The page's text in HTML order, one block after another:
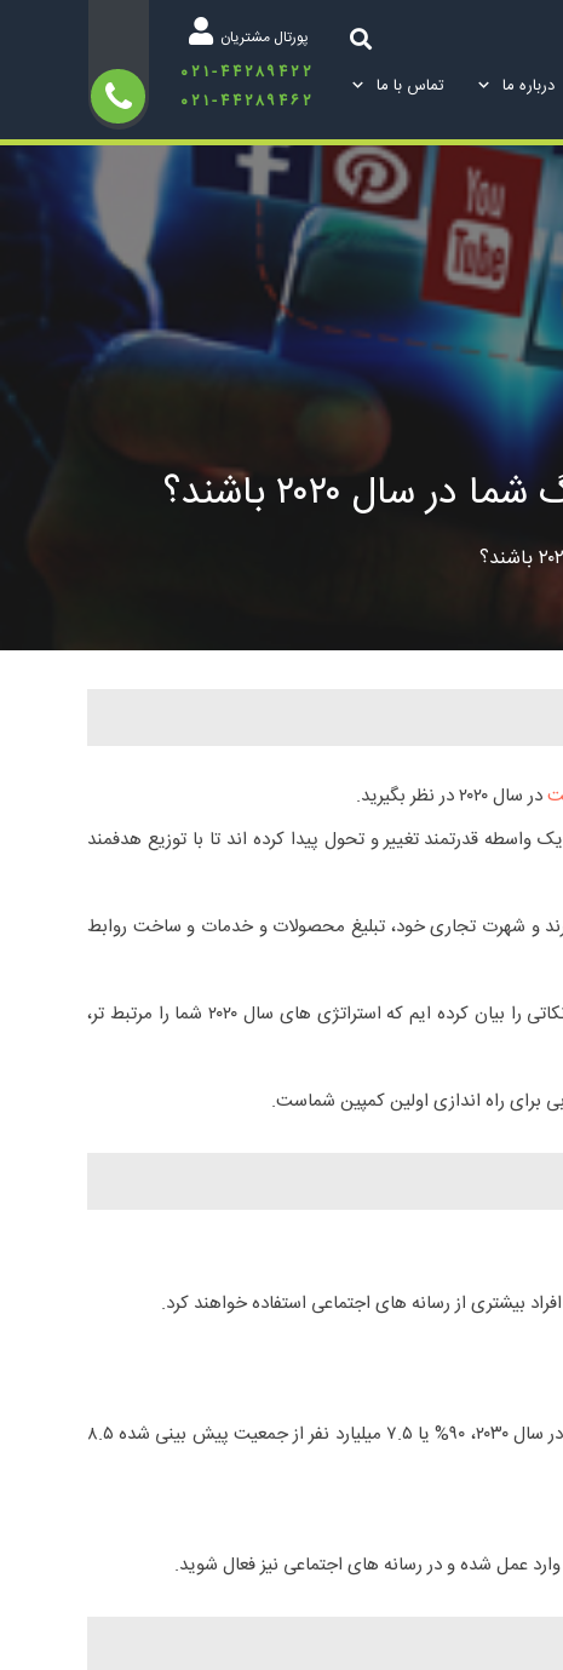
پورتال مشتریان
۰۲۱-۴۴۲۸۹۴۲۲
۰۲۱-۴۴۲۸۹۴۶۲
درباره ما تماس با ما
۲۰۲۰ باشند؟
در سال ۲۰۲۰ در نظر بگیرید.
قدرتمند تغییر و تحول پیدا کرده اند تا با توزیع هدفمند
برند و شهرت تجاری خود، تبلیغ محصولات و خدمات و ساخت روابط
اگر در سال ۲۰۱۹ رسانه های اجتماعی بخشی از استراتژی بازاریابی دیجیتالی شما بودند به خواندن این مطلب ادامه دهید. در این مطلب نکاتی را بیان کرده ایم که استراتژی های سال ۲۰۲۰ شما را مرتبط تر،
بیشتری از رسانه های اجتماعی استفاده خواهند کرد.
این گروه پیش بینی کرده که در سال ۲۰۲۱، ۷۵% یا ۶ میلیارد نفر از جمعیت پیش بینی شده ۸ میلیاردی به اینترنت دسترسی خواهند داشت. در سال ۲۰۳۰، ۹۰% یا ۷.۵ میلیارد نفر از جمعیت پیش بینی شده ۸.۵
عمل شده و در رسانه های اجتماعی نیز فعال شوید.